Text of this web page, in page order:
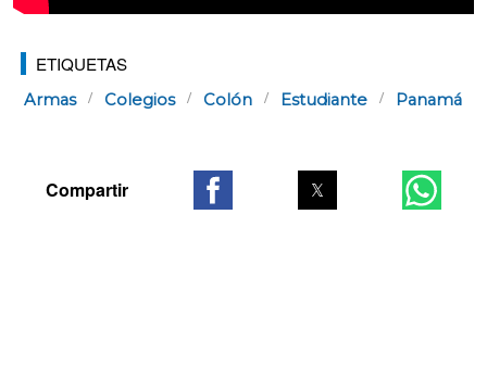
ETIQUETAS
Armas Colegios Colón Estudiante Panamá